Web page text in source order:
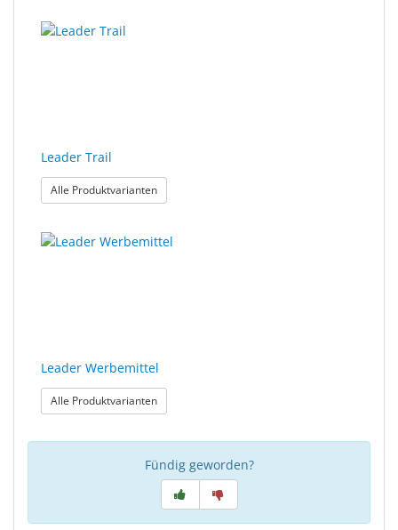
Leader Trail
Alle Produktvarianten: Leader Trail
Leader Werbemittel
Alle Produktvarianten: Leader Werbemittel
Fündig geworden?